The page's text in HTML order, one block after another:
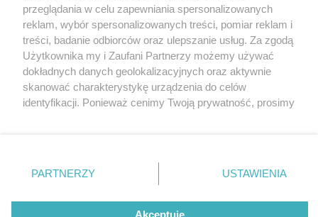
2 / 0
Nie zapomnij
zapoznać się z:
polityką prywatności regulamin korzystania z portali
Twojemiasto
Piekary Śląskie
Chorzów
Tarnowskie Góry
Gliwice
Skontakuj sięz nami
Kontakt
Wydawca
Redakcja
przeglądania w celu zapewniania spersonalizowanych
reklam, wybór spersonalizowanych treści, pomiar reklam i
treści, badanie odbiorców oraz ulepszanie usług. Za zgodą
Użytkownika my i Zaufani Partnerzy możemy używać
dokładnych danych geolokalizacyjnych oraz aktywnie
skanować charakterystykę urządzenia do celów
identyfikacji. Ponieważ cenimy Twoją prywatność, prosimy
prywatności znajdujący się w lewym dolnym rogu strony
. Niektóre rodzaje przetwarzania danych nie wymagają
zgody użytkownika, ale masz prawo sprzeciwić się
takiemu przetwarzaniu. Preferencje będą miały
PARTNERZY USTAWIENIA
Akceptuję